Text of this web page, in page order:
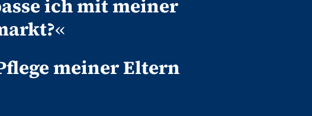
ich mit meiner
«
meiner Eltern